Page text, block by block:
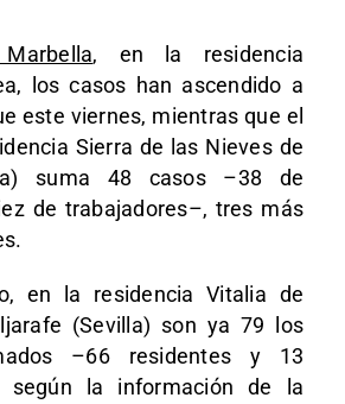
, en la residencia
los casos han ascendido a
este viernes, mientras que el
Sierra de las Nieves de
suma 48 casos –38 de
de trabajadores–, tres más
en la residencia Vitalia de
(Sevilla) son ya 79 los
–66 residentes y 13
según la información de la